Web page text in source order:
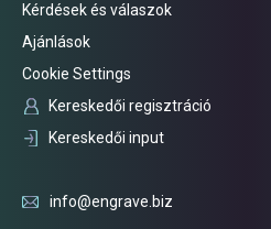
Kérdések és válaszok
Ajánlások
Cookie Settings
Kereskedői regisztráció
Kereskedői input
info@engrave.biz